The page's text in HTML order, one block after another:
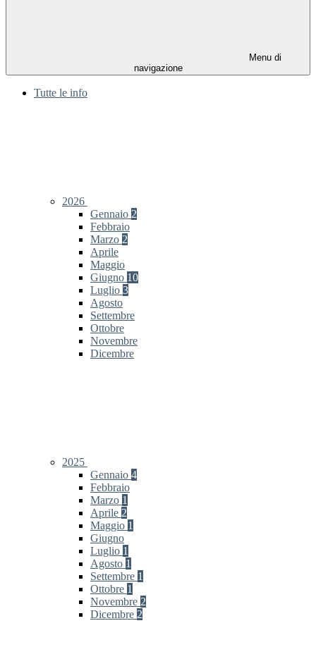
Menu di
navigazione
Tutte le info
2026
Gennaio 2
Febbraio
Marzo 2
Aprile
Maggio
Giugno 10
Luglio 3
Agosto
Settembre
Ottobre
Novembre
Dicembre
2025
Gennaio 4
Febbraio
Marzo 1
Aprile 2
Maggio 1
Giugno
Luglio 1
Agosto 1
Settembre 1
Ottobre 1
Novembre 2
Dicembre 2